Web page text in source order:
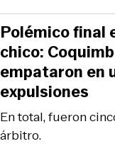
En total, fueron
árbitro.
Polémico final
chico:
empataron en
expulsiones